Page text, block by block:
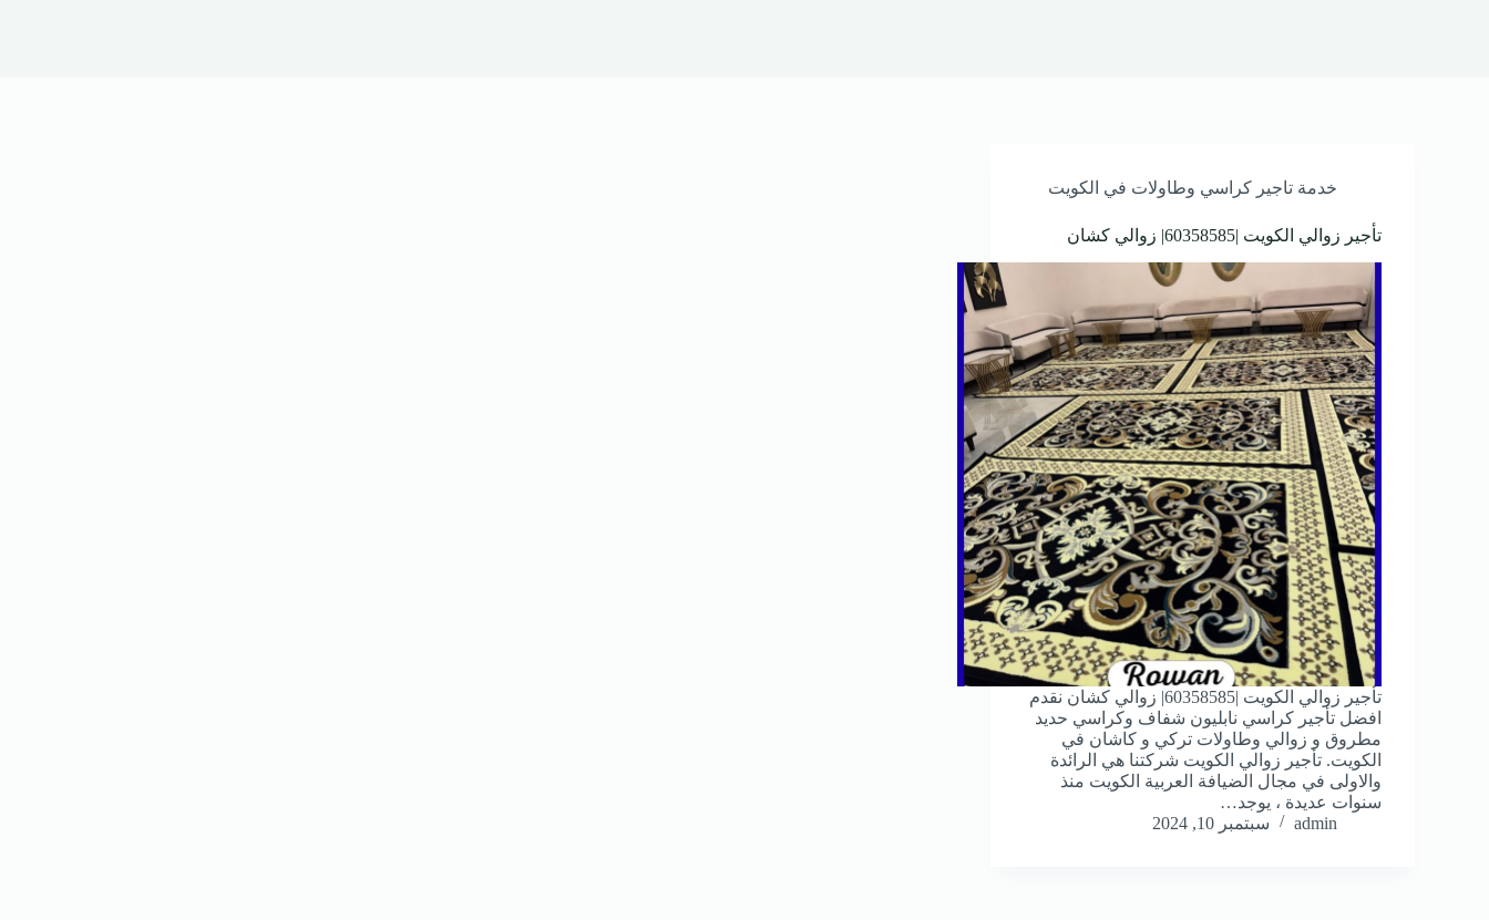
خدمة تاجير كراسي وطاولات في الكويت
تأجير زوالي الكويت |60358585| زوالي كشان
تأجير زوالي الكويت |60358585| زوالي كشان نقدم
افضل تأجير كراسي نابليون شفاف وكراسي حديد
مطروق و زوالي وطاولات تركي و كاشان في
الكويت. تأجير زوالي الكويت شركتنا هي الرائدة
والاولى في مجال الضيافة العربية الكويت منذ
سنوات عديدة ، يوجد…
admin
سبتمبر 10, 2024